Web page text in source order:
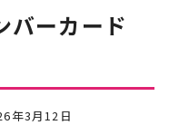
バーカード
年3月12日